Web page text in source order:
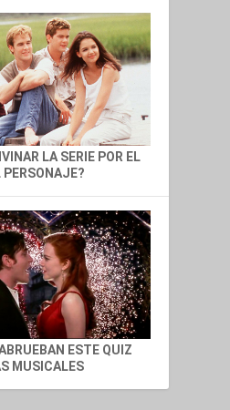
LA SERIE POR EL
PERSONAJE?
ESTE QUIZ
MUSICALES